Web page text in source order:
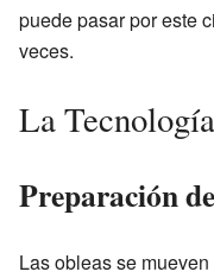
puede pasar por este
veces.
La
Preparación
Las obleas se